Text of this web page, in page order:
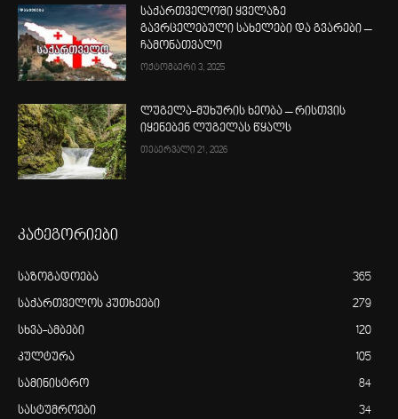
საქართველოში ყველაზე
გავრცელებული სახელები და გვარები –
ჩამონათვალი
ოქტომბერი 3, 2025
ლუგელა-მუხურის ხეობა – რისთვის
იყენებენ ლუგელას წყალს
თებერვალი 21, 2026
კატეგორიები
საზოგადოება 365
საქართველოს კუთხეები 279
სხვა-ამბები 120
კულტურა 105
სამინისტრო 84
სასტუმროები 34